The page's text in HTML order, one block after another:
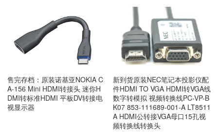
售完存档：原装诺基亚NOKIA C
A-156 Mini HDMI转接头 迷你H
DMI转标准HDMI 平板DV转接电
视显示器
新到货原装NEC笔记本投影仪配
件HDMI TO VGA HDMI转VGA线
数字转模拟 视频转换线PC-VP-B
K07 853-111689-001-A LT8511
A HDMI公转接VGA母口15孔视
频转换线转换头